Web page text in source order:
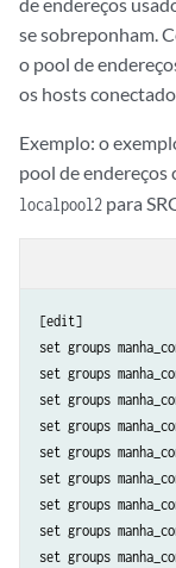
se sobreponham.
o pool de
os hosts
Exemplo: o
pool de endereços
localpool2 para
[edit]
set groups
set groups
set groups
set groups
set groups
set groups
set groups
set groups